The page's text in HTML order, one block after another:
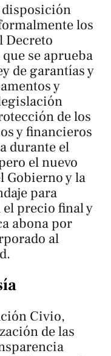
los
Decreto
se aprueba
de garantías y
y
de los
y financieros
durante el
el nuevo
Gobierno y la
para
precio final y
abona por
al
Civio,
de las